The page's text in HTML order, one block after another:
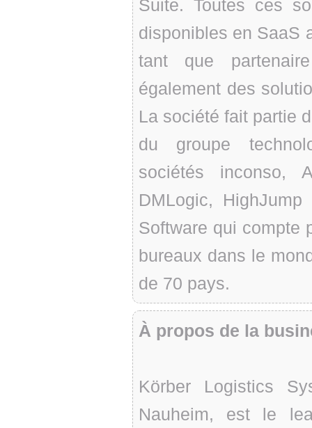
Suite. Toutes ces
disponibles en SaaS
tant que
également des
La société fait partie
du groupe
sociétés inconso,
DMLogic,
Software qui compte
bureaux dans le
de 70 pays.
À propos de la
Körber Logistics
Nauheim, est le